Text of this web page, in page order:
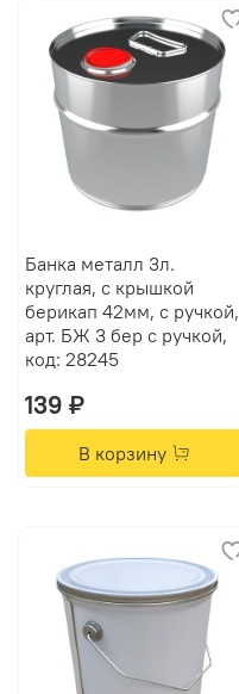
Банка металл 3л.
круглая, с крышкой
берикап 42мм, с ручкой,
арт. БЖ 3 бер с ручкой,
код: 28245
139 ₽
В корзину